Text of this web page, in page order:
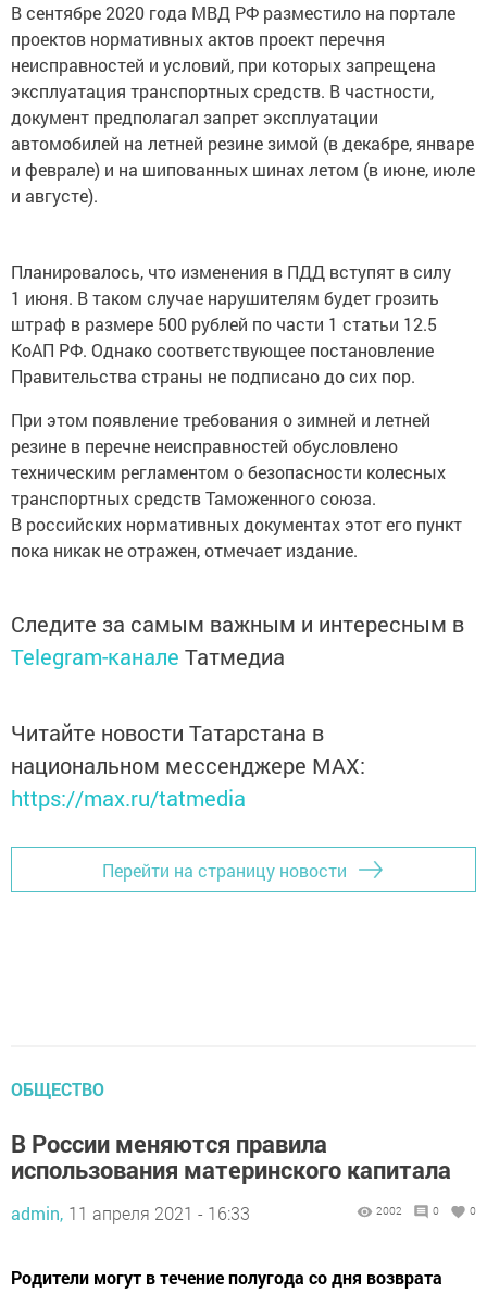
В сентябре 2020 года МВД РФ разместило на портале
проектов нормативных актов проект перечня
неисправностей и условий, при которых запрещена
эксплуатация транспортных средств. В частности,
документ предполагал запрет эксплуатации
автомобилей на летней резине зимой (в декабре, январе
и феврале) и на шипованных шинах летом (в июне, июле
и августе).
Планировалось, что изменения в ПДД вступят в силу
1 июня. В таком случае нарушителям будет грозить
штраф в размере 500 рублей по части 1 статьи 12.5
КоАП РФ. Однако соответствующее постановление
Правительства страны не подписано до сих пор.
При этом появление требования о зимней и летней
резине в перечне неисправностей обусловлено
техническим регламентом о безопасности колесных
транспортных средств Таможенного союза.
В российских нормативных документах этот его пункт
пока никак не отражен, отмечает издание.
Следите за самым важным и интересным в
Telegram-канале Татмедиа
Читайте новости Татарстана в
национальном мессенджере MАХ:
https://max.ru/tatmedia
Перейти на страницу новости
ОБЩЕСТВО
В России меняются правила
использования материнского капитала
admin, 11 апреля 2021 - 16:33 2002 0 0
Родители могут в течение полугода со дня возврата